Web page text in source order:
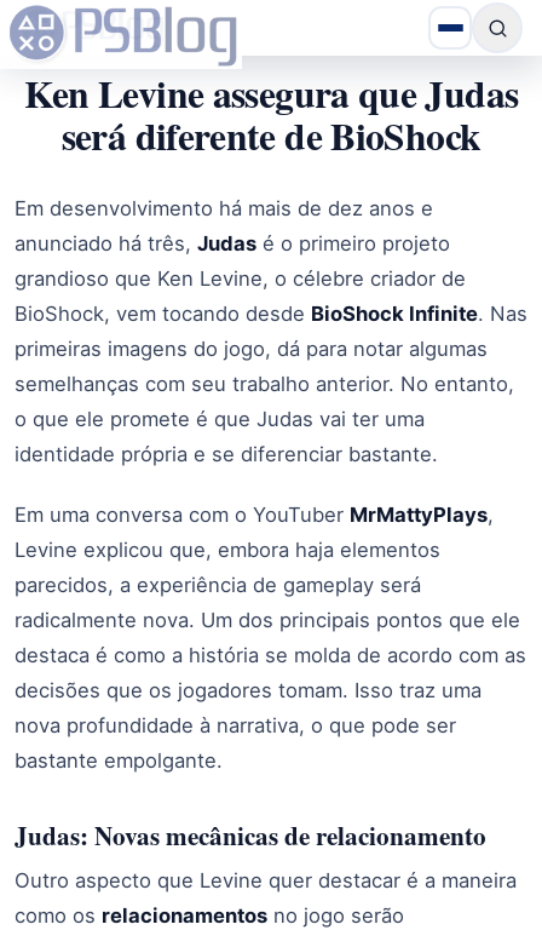
Ken Levine assegura que Judas
será diferente de BioShock
Em desenvolvimento há mais de dez anos e
anunciado há três, Judas é o primeiro projeto
grandioso que Ken Levine, o célebre criador de
BioShock, vem tocando desde BioShock Infinite. Nas
primeiras imagens do jogo, dá para notar algumas
semelhanças com seu trabalho anterior. No entanto,
o que ele promete é que Judas vai ter uma
identidade própria e se diferenciar bastante.
Em uma conversa com o YouTuber MrMattyPlays,
Levine explicou que, embora haja elementos
parecidos, a experiência de gameplay será
radicalmente nova. Um dos principais pontos que ele
destaca é como a história se molda de acordo com as
decisões que os jogadores tomam. Isso traz uma
nova profundidade à narrativa, o que pode ser
bastante empolgante.
Judas: Novas mecânicas de relacionamento
Outro aspecto que Levine quer destacar é a maneira
como os relacionamentos no jogo serão